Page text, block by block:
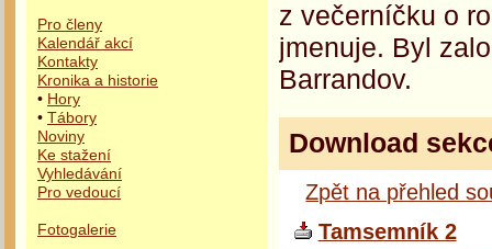
Pro členy
Kalendář akcí
Kontakty
Kronika a historie
• Hory
• Tábory
Noviny
Ke stažení
Vyhledávání
Pro vedoucí
Fotogalerie
z večerníčku o
jmenuje. Byl
Barrandov.
Download
Zpět na přehled
Tamsemník 2